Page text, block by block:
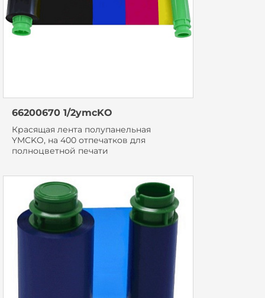
66200670 1/2ymcKO
Красящая лента полупанельная
YMCKO, на 400 отпечатков для
полноцветной печати